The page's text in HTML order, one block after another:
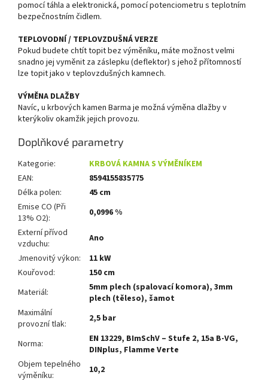
pomocí táhla a elektronická, pomocí potenciometru s teplotním
bezpečnostním čidlem.
TEPLOVODNÍ / TEPLOVZDUŠNÁ VERZE
Pokud budete chtít topit bez výměníku, máte možnost velmi
snadno jej vyměnit za záslepku (deflektor) s jehož přítomností
lze topit jako v teplovzdušných kamnech.
VÝMĚNA DLAŽBY
Navíc, u krbových kamen Barma je možná výměna dlažby v
kterýkoliv okamžik jejich provozu.
Doplňkové parametry
Kategorie:
KRBOVÁ KAMNA S VÝMĚNÍKEM
EAN:
8594155835775
Délka polen:
45 cm
Emise CO (Při
13% O2):
0,0996 %
Externí přívod
vzduchu:
Ano
Jmenovitý výkon:
11 kW
Kouřovod:
150 cm
Materiál:
5mm plech (spalovací komora), 3mm
plech (těleso), šamot
Maximální
provozní tlak: 2,5 bar
Norma:
EN 13229, BImSchV – Stufe 2, 15a B-VG,
DINplus, Flamme Verte
Objem tepelného
výměníku:
10,2